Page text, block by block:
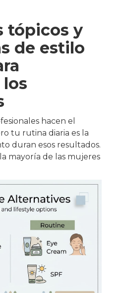
tópicos y
de estilo
hacen el
tu rutina diaria es la
duran esos resultados.
mayoría de las mujeres